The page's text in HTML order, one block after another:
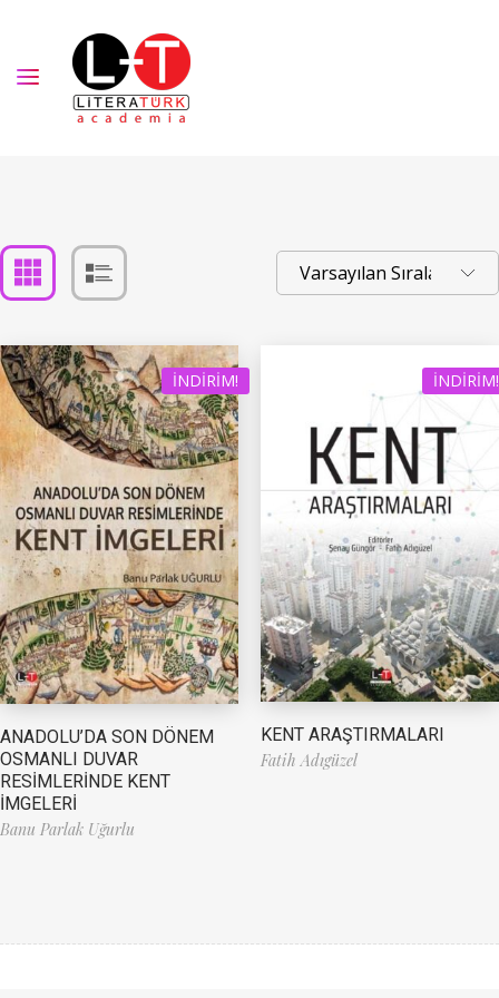
İNDIRIM!
ANADOLU’DA SON DÖNEM
OSMANLI DUVAR
RESİMLERİNDE KENT
İMGELERİ
Banu Parlak Uğurlu
İNDIRIM!
KENT ARAŞTIRMALARI
Fatih Adıgüzel